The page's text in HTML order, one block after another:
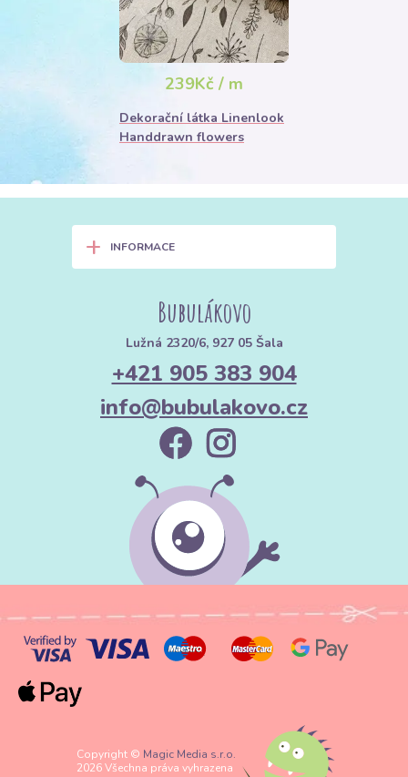
239Kč / m
Dekorační látka Linenlook
Handdrawn flowers
+ INFORMACE
Bubulákovo
Lužná 2320/6, 927 05 Šala
+421 905 383 904
info@bubulakovo.cz
Copyright © Magic Media s.r.o.
2026 Všechna práva vyhrazena